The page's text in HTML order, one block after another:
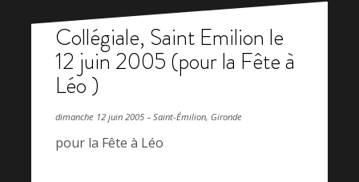
Collégiale, Saint Emilion le
12 juin 2005 (pour la Fête à
Léo )
dimanche 12 juin 2005 – Saint-Émilion, Gironde
pour la Fête à Léo